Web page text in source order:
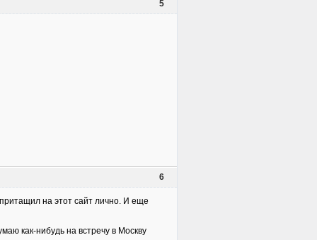
5
6
на этот сайт лично. И еще
как-нибудь на встречу в Москву